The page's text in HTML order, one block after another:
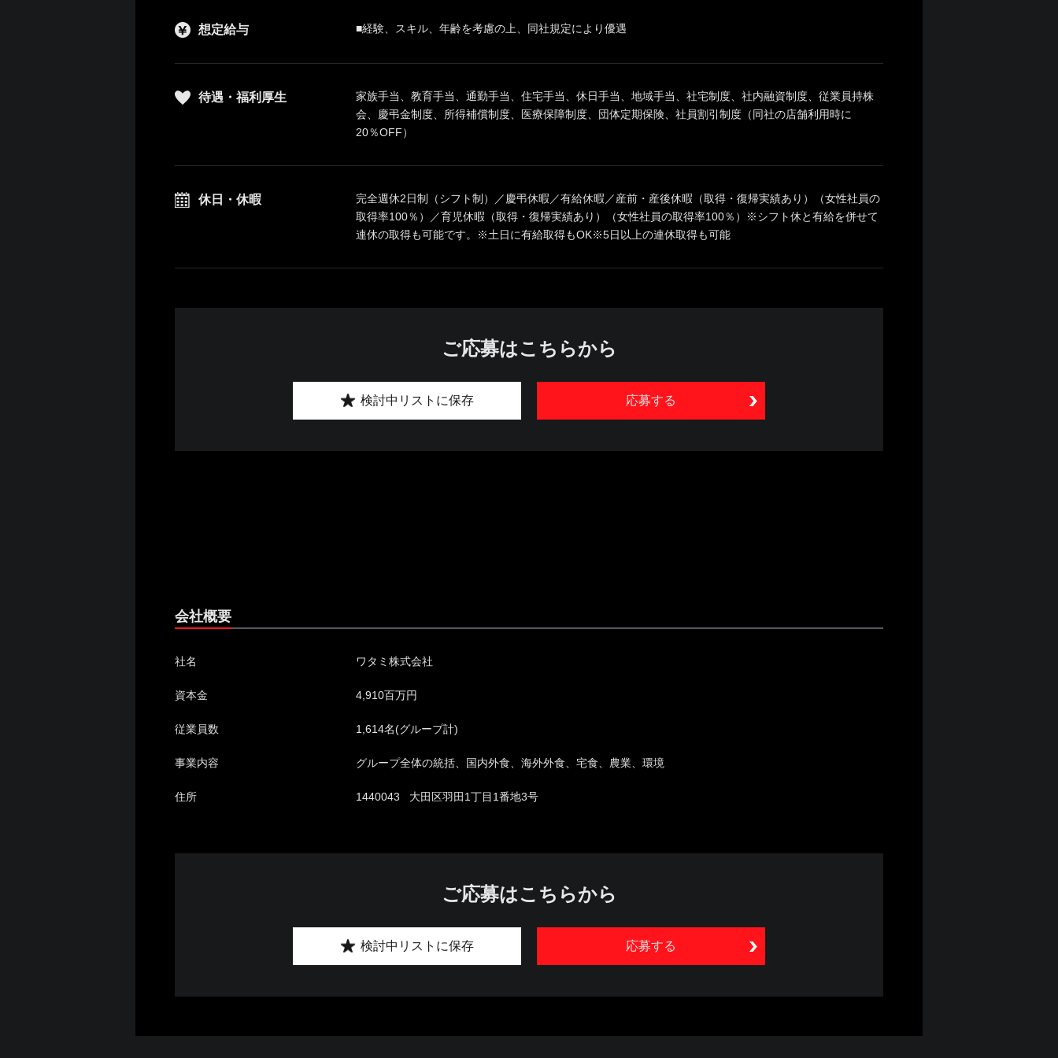
想定給与 ■経験、スキル、年齢を考慮の上、同社規定により優遇
待遇・福利厚生
家族手当、教育手当、通勤手当、住宅手当、休日手当、地域手当、社宅制度、社内融資制度、従業員持株
会、慶弔金制度、所得補償制度、医療保障制度、団体定期保険、社員割引制度（同社の店舗利用時に
20％OFF）
休日・休暇
完全週休2日制（シフト制）／慶弔休暇／有給休暇／産前・産後休暇（取得・復帰実績あり）（女性社員の
取得率100％）／育児休暇（取得・復帰実績あり）（女性社員の取得率100％）※シフト休と有給を併せて
連休の取得も可能です。※土日に有給取得もOK※5日以上の連休取得も可能
ご応募はこちらから
応募する
検討中リストに保存
会社概要
社名 ワタミ株式会社
資本金 4,910百万円
従業員数 1,614名(グループ計)
事業内容 グループ全体の統括、国内外食、海外外食、宅食、農業、環境
住所 1440043 大田区羽田1丁目1番地3号
ご応募はこちらから
応募する
検討中リストに保存